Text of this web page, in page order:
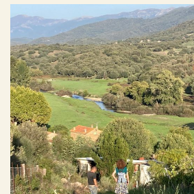
de Gezondheidsraad. De …